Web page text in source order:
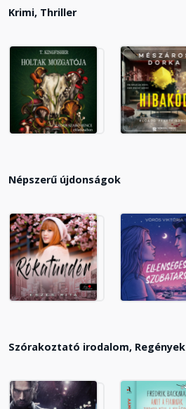
Tizenhat
Fejezet hossza: 00:09:07
Tizenhét
Fejezet hossza: 00:09:06
Fejezet hossza: 00:05:22
Tizenkilenc
Fejezet hossza: 00:12:08
Húsz
Krimi, Thriller
Népszerű újdonságok
Szórakoztató irodalom, Regények